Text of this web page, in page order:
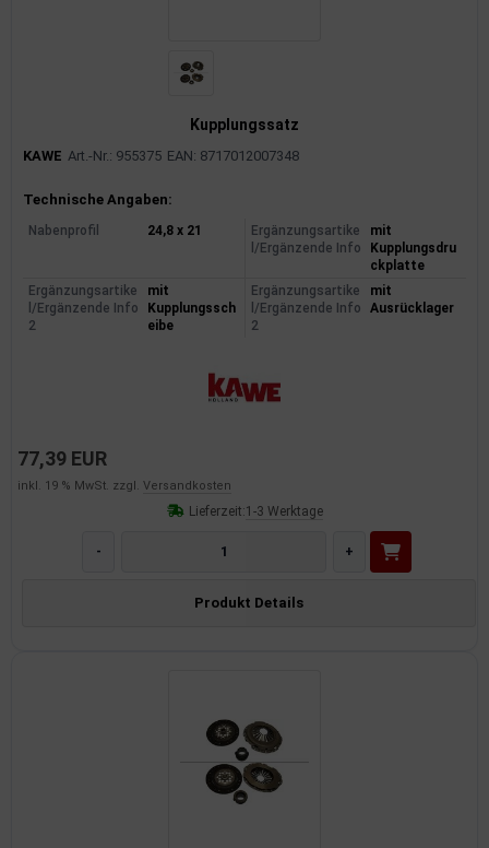
Kupplungssatz
KAWE Art.-Nr.: 955375 EAN: 8717012007348
Produktinformationen
Technische Angaben:
Nabenprofil 24,8 x 21
Ergänzungsartike
l/Ergänzende Info
mit
Kupplungsdru
ckplatte
Ergänzungsartike
l/Ergänzende Info
2
mit
Kupplungssch
eibe
Ergänzungsartike
l/Ergänzende Info
2
mit
Ausrücklager
77,39 EUR
inkl. 19 % MwSt. zzgl. Versandkosten
Lieferzeit:1-3 Werktage
- +
Produkt Details